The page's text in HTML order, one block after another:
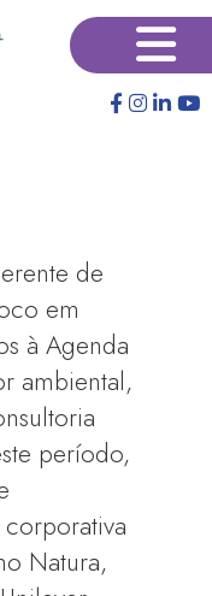
×
de
em
à Agenda
ambiental,
período,
Natura,